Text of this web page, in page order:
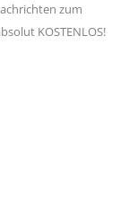
zum
KOSTENLOS!